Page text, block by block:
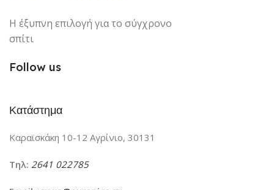
Η έξυπνη επιλογή για το σύγχρονο
σπίτι
Follow us
Κατάστημα
Καραϊσκάκη 10-12 Αγρίνιο, 30131
Τηλ: 2641 022785